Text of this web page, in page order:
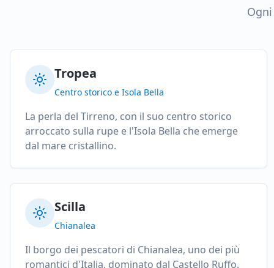
Tropea
Centro storico e Isola Bella
La perla del Tirreno, con il suo centro storico
arroccato sulla rupe e l'Isola Bella che emerge
dal mare cristallino.
Scilla
Chianalea
Il borgo dei pescatori di Chianalea, uno dei più
romantici d'Italia, dominato dal Castello Ruffo.